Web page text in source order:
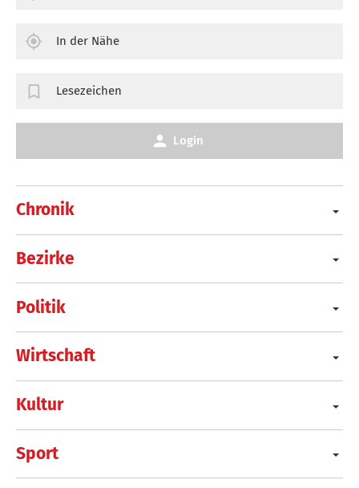
Chronik
Bezirke
Politik
Wirtschaft
Kultur
Sport
In der Nähe
Lesezeichen
Login